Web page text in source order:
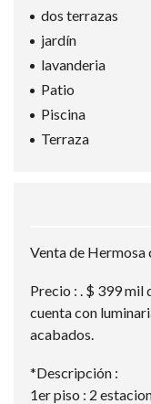
dos terrazas
jardín
lavanderia
Patio
Piscina
Terraza
Venta de Hermosa
Precio : . $ 399 mil
cuenta con
acabados.
*Descripción :
1er piso : 2